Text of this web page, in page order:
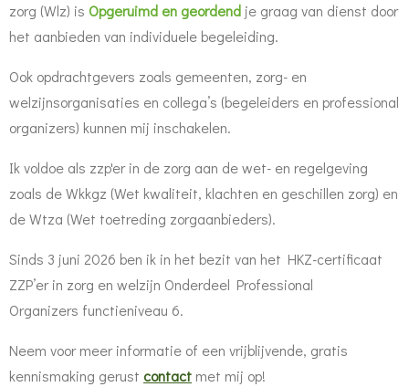
zorg (Wlz) is Opgeruimd en geordend je graag van dienst door
het aanbieden van individuele begeleiding.
Ook opdrachtgevers zoals gemeenten, zorg- en
welzijnsorganisaties en collega’s (begeleiders en professional
organizers) kunnen mij inschakelen.
Ik voldoe als zzp'er in de zorg aan de wet- en regelgeving
zoals de Wkkgz (Wet kwaliteit, klachten en geschillen zorg) en
de Wtza (Wet toetreding zorgaanbieders).
Sinds 3 juni 2026 ben ik in het bezit van het HKZ-certificaat
ZZP’er in zorg en welzijn Onderdeel Professional
Organizers functieniveau 6.
Neem voor meer informatie of een vrijblijvende, gratis
kennismaking gerust contact met mij op!